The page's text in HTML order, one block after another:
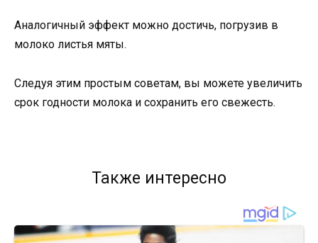
Аналогичный эффект можно достичь, погрузив в
молоко листья мяты.
Следуя этим простым советам, вы можете увеличить
срок годности молока и сохранить его свежесть.
Также интересно